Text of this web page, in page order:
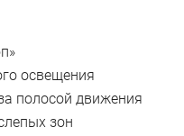
освещения
полосой движения
зон